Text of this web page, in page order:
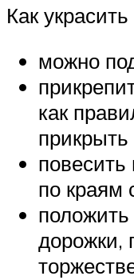
Как
можно
как
прикрыть
повесить
по краям
положить
дорожки,